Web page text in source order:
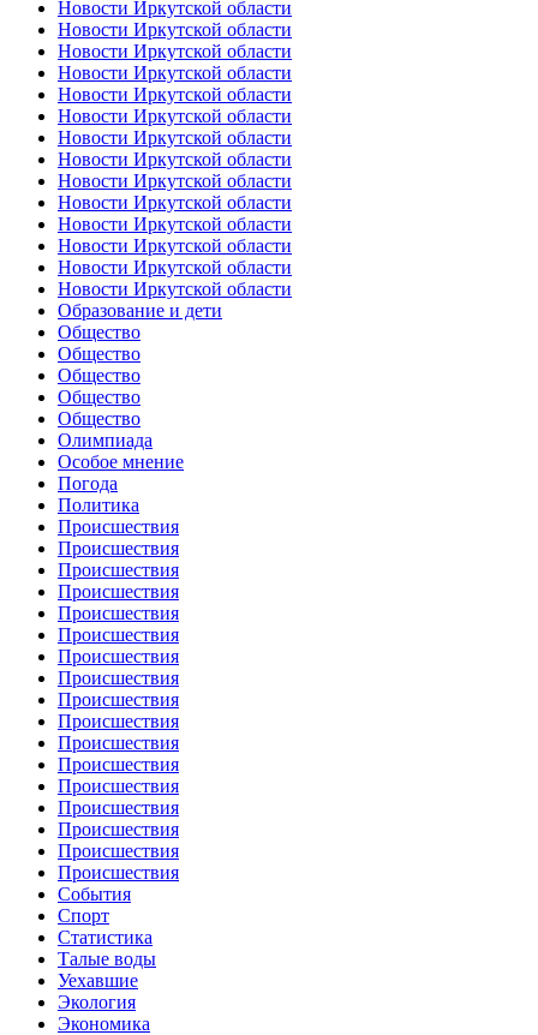
Новости Иркутской области
Новости Иркутской области
Новости Иркутской области
Новости Иркутской области
Новости Иркутской области
Новости Иркутской области
Новости Иркутской области
Новости Иркутской области
Новости Иркутской области
Новости Иркутской области
Новости Иркутской области
Новости Иркутской области
Новости Иркутской области
Новости Иркутской области
Образование и дети
Общество
Общество
Общество
Общество
Общество
Олимпиада
Особое мнение
Погода
Политика
Происшествия
Происшествия
Происшествия
Происшествия
Происшествия
Происшествия
Происшествия
Происшествия
Происшествия
Происшествия
Происшествия
Происшествия
Происшествия
Происшествия
Происшествия
Происшествия
Происшествия
События
Спорт
Статистика
Талые воды
Уехавшие
Экология
Экономика